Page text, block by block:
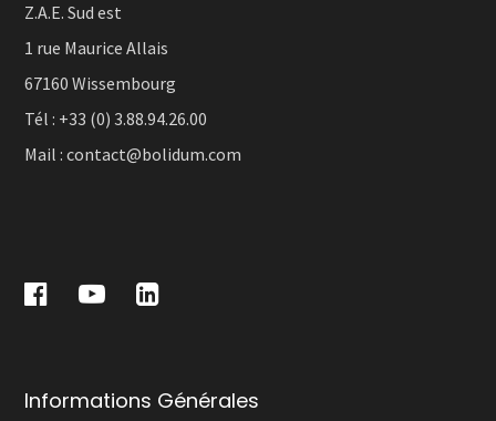
Z.A.E. Sud est
1 rue Maurice Allais
67160 Wissembourg
Tél : +33 (0) 3.88.94.26.00
Mail :contact@bolidum.com
Informations Générales